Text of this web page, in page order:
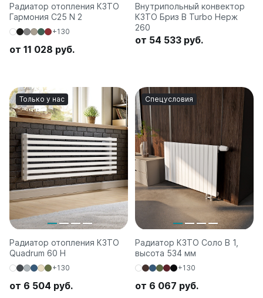
Радиатор отопления КЗТО
Гармония C25 N 2
+130
от 11 028 руб.
Внутрипольный конвектор
КЗТО Бриз В Turbo Нерж
260
от 54 533 руб.
Только у нас
Радиатор отопления КЗТО
Quadrum 60 H
+130
от 6 504 руб.
Спецусловия
Радиатор КЗТО Соло В 1,
высота 534 мм
+130
от 6 067 руб.